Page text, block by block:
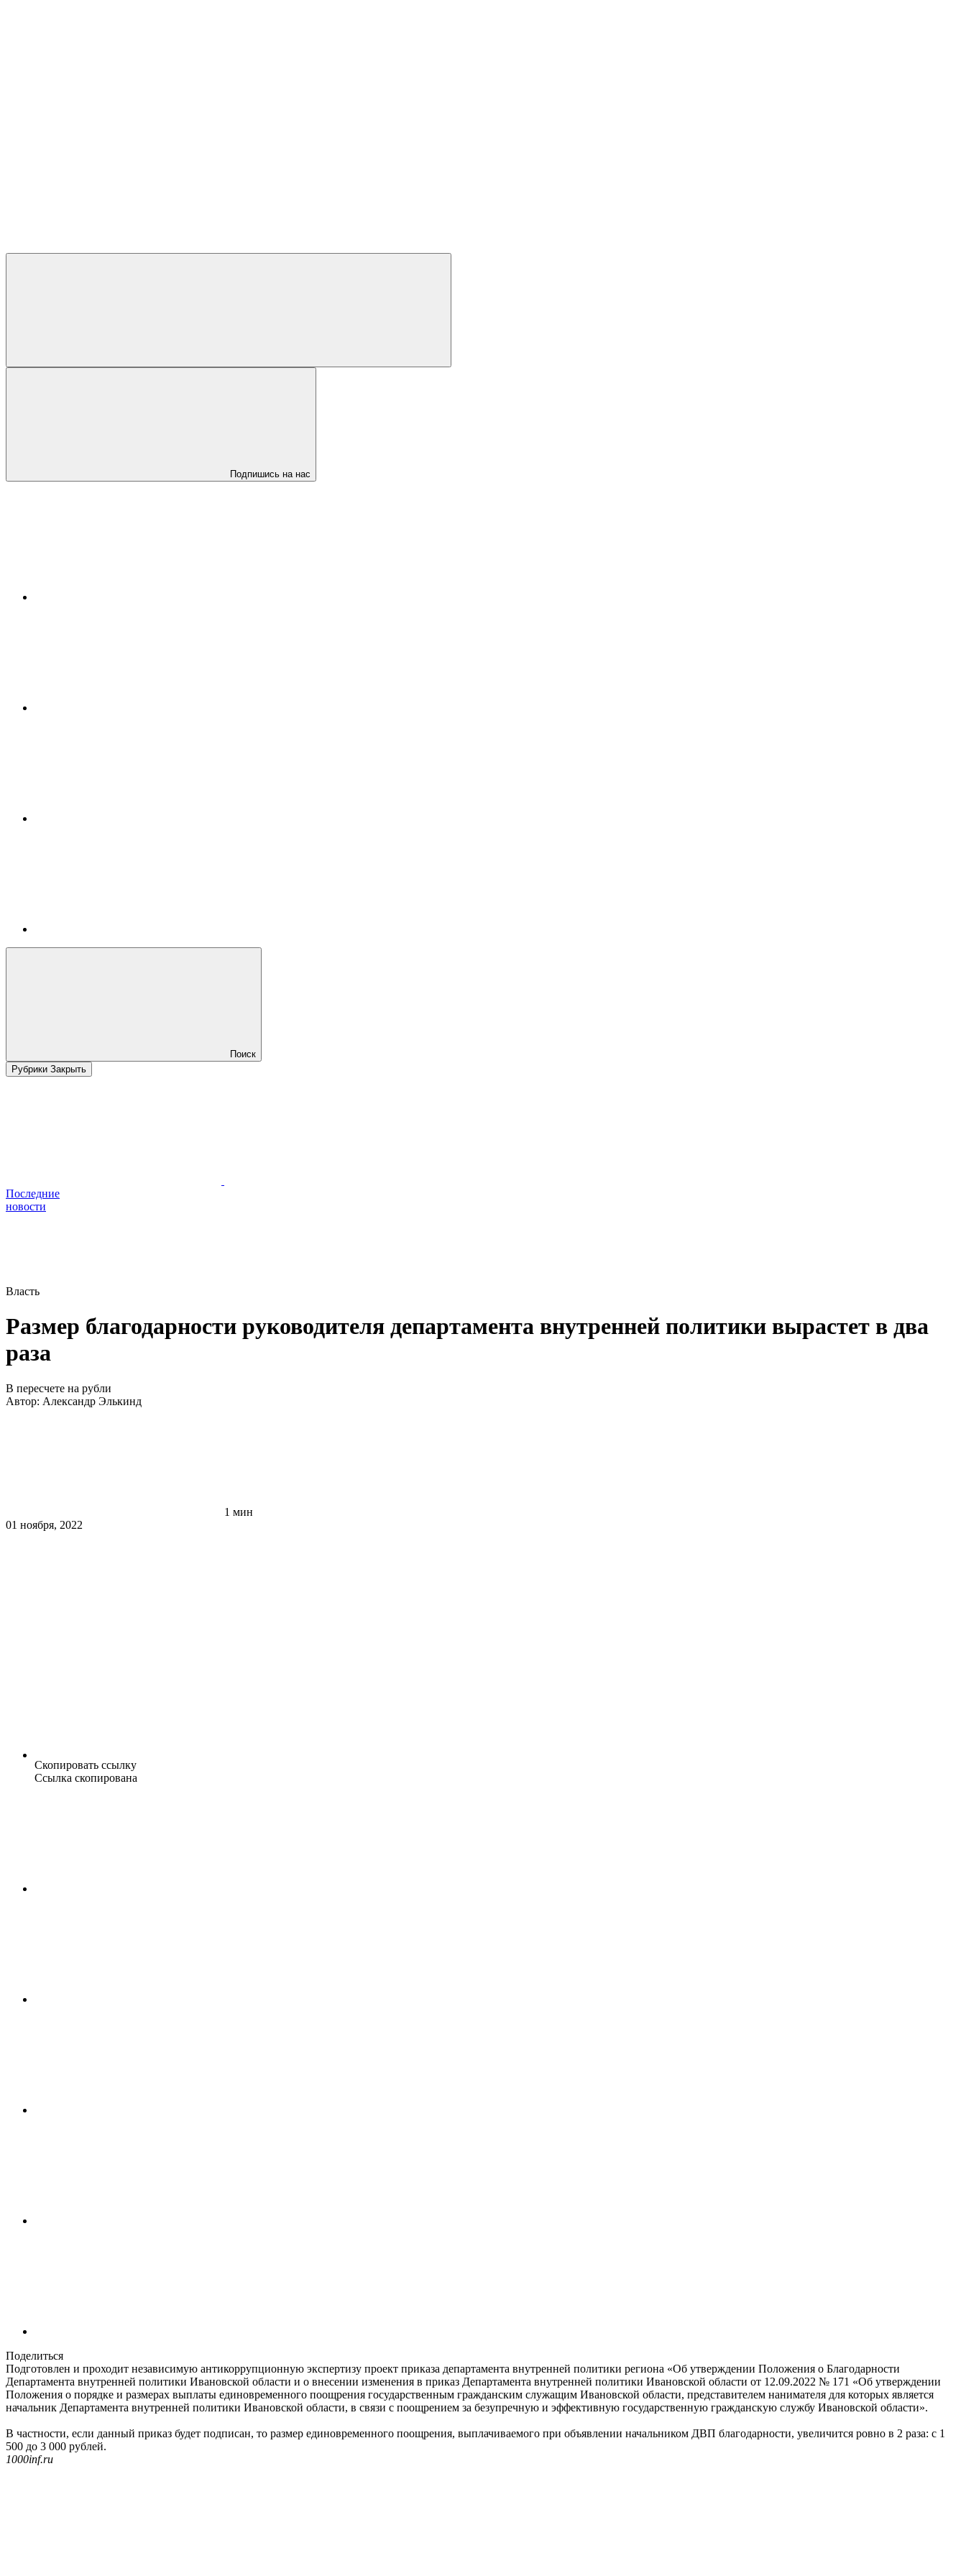
Подпишись на нас
Поиск
Рубрики Закрыть
Последние
новости
Власть
Размер благодарности руководителя департамента внутренней политики вырастет в два
раза
В пересчете на рубли
Автор: Александр Элькинд
1 мин
01 ноября, 2022
Скопировать ссылку
Ссылка скопирована
Поделиться
Подготовлен и проходит независимую антикоррупционную экспертизу проект приказа департамента внутренней политики региона «Об утверждении Положения о Благодарности
Департамента внутренней политики Ивановской области и о внесении изменения в приказ Департамента внутренней политики Ивановской области от 12.09.2022 № 171 «Об утверждении
Положения о порядке и размерах выплаты единовременного поощрения государственным гражданским служащим Ивановской области, представителем нанимателя для которых является
начальник Департамента внутренней политики Ивановской области, в связи с поощрением за безупречную и эффективную государственную гражданскую службу Ивановской области».
В частности, если данный приказ будет подписан, то размер единовременного поощрения, выплачиваемого при объявлении начальником ДВП благодарности, увеличится ровно в 2 раза: с 1
500 до 3 000 рублей.
1000inf.ru